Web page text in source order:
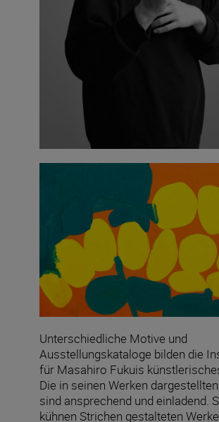
Unterschiedliche Motive und
Ausstellungskataloge bilden die
für Masahiro Fukuis
Die in seinen Werken
sind ansprechend und einladend.
kühnen Strichen gestalteten